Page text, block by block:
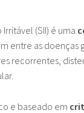
(SII) é uma
entre as doenças
recorrentes,
e baseado em